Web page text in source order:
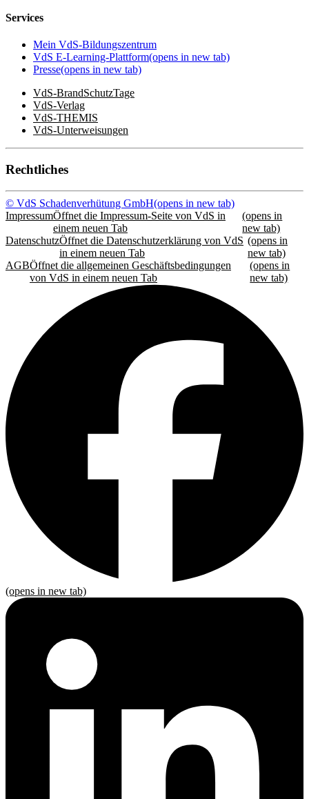
Services
Mein VdS-Bildungszentrum
VdS E-Learning-Plattform(opens in new tab)
Presse(opens in new tab)
VdS-BrandSchutzTage
VdS-Verlag
VdS-THEMIS
VdS-Unterweisungen
Rechtliches
© VdS Schadenverhütung GmbH(opens in new tab)
ImpressumÖffnet die Impressum-Seite von VdS in
einem neuen Tab
(opens in
new tab)
DatenschutzÖffnet die Datenschutzerklärung von VdS
in einem neuen Tab
(opens in
new tab)
AGBÖffnet die allgemeinen Geschäftsbedingungen
von VdS in einem neuen Tab
(opens in
new tab)
(opens in new tab)